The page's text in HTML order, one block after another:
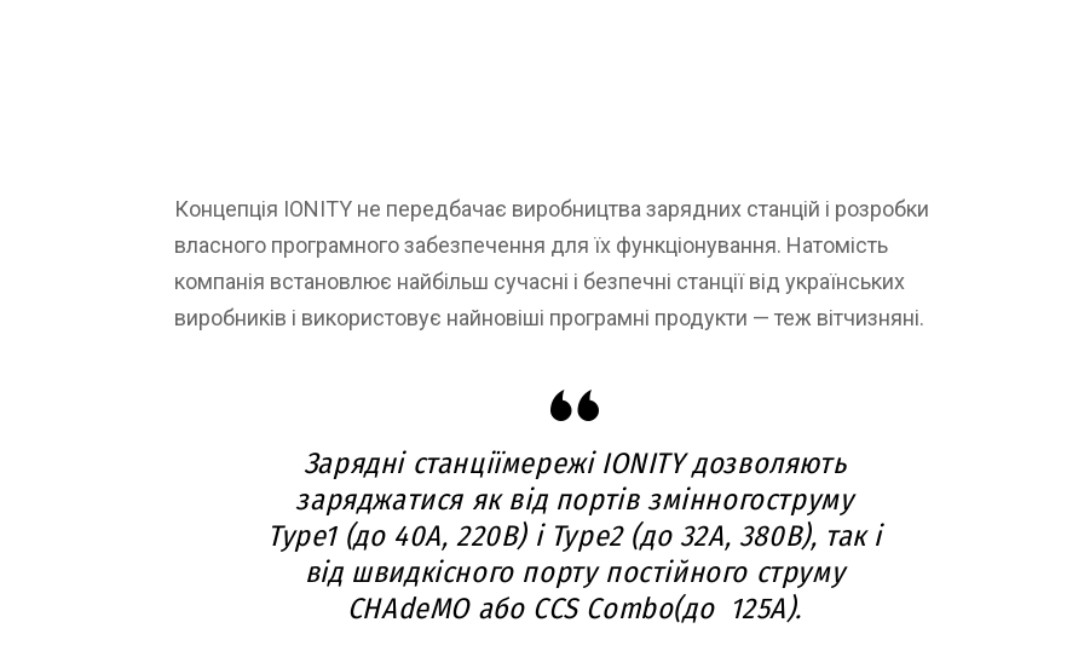
Концепція IONITY не передбачає виробництва зарядних станцій і розробки
власного програмного забезпечення для їх функціонування. Натомість
компанія встановлює найбільш сучасні і безпечні станції від українських
виробників і використовує найновіші програмні продукти — теж вітчизняні.
Зарядні станціїмережі IONITY дозволяють
заряджатися як від портів змінногоструму
Type1 (до 40А, 220В) і Type2 (до 32А, 380В), так і
від швидкісного порту постійного струму
CHAdeMO або CCS Combo(до 125А).